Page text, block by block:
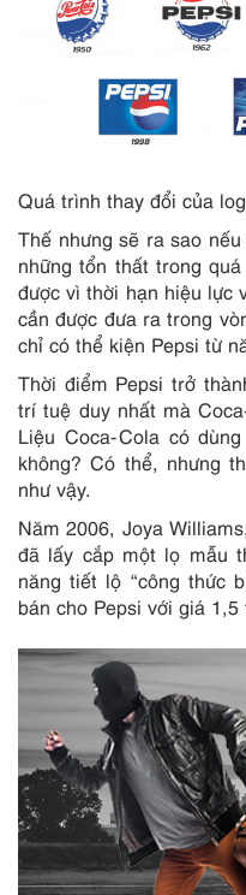
Quá trình thay đổi của
Thế nhưng sẽ ra sao
những tổn thất trong
được vì thời hạn hiệu lực
cần được đưa ra trong
chỉ có thể kiện Pepsi từ
Thời điểm Pepsi trở
trí tuệ duy nhất mà
Liệu Coca-Cola có
không? Có thể, nhưng
như vậy.
Năm 2006, Joya
đã lấy cắp một lọ mẫu
năng tiết lộ “công thức
bán cho Pepsi với giá